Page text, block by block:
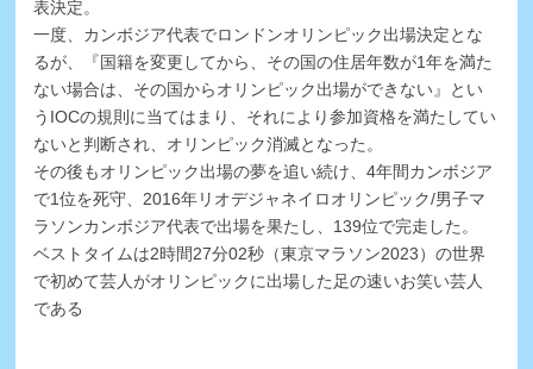
表決定。
一度、カンボジア代表でロンドンオリンピック出場決定とな
るが、『国籍を変更してから、その国の住居年数が1年を満た
ない場合は、その国からオリンピック出場ができない』とい
うIOCの規則に当てはまり、それにより参加資格を満たしてい
ないと判断され、オリンピック消滅となった。
その後もオリンピック出場の夢を追い続け、4年間カンボジア
で1位を死守、2016年リオデジャネイロオリンピック/男子マ
ラソンカンボジア代表で出場を果たし、139位で完走した。
ベストタイムは2時間27分02秒（東京マラソン2023）の世界
で初めて芸人がオリンピックに出場した足の速いお笑い芸人
である